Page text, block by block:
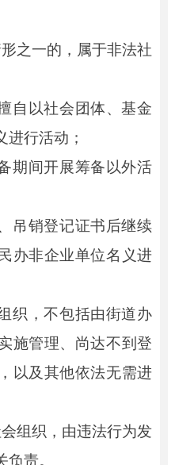
之一的，属于非法社
自以社会团体、基金
行活动；
期间开展筹备以外活
吊销登记证书后继续
办非企业单位名义进
织，不包括由街道办
施管理、尚达不到登
以及其他依法无需进
组织，由违法行为发
责。